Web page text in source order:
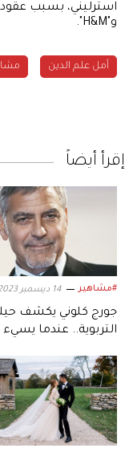
و"H&M".
أمل علم الدين
إقرأ أيضاً
#مشاهير 14 ديسمبر 2023
جورج كلوني يكشف
التربوية.. عندما يسيء